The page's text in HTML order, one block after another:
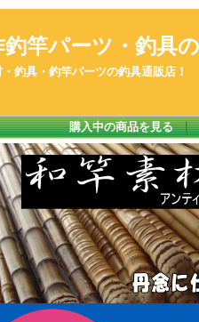
竿パーツ・釣具の
釣竿パーツの釣具通販店！
購入中の商品を見る｜